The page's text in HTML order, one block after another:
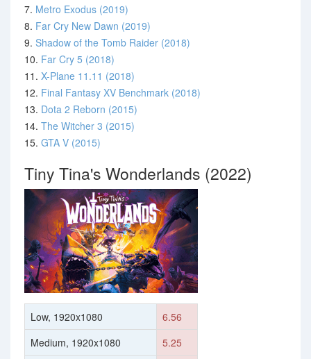
7. Metro Exodus (2019)
8. Far Cry New Dawn (2019)
9. Shadow of the Tomb Raider (2018)
10. Far Cry 5 (2018)
11. X-Plane 11.11 (2018)
12. Final Fantasy XV Benchmark (2018)
13. Dota 2 Reborn (2015)
14. The Witcher 3 (2015)
15. GTA V (2015)
Tiny Tina's Wonderlands (2022)
Low, 1920x1080
6.56
Medium, 1920x1080
5.25